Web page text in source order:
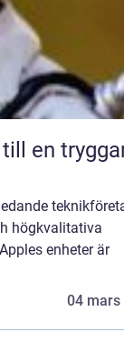
högkvalitativa
enheter är
04 mars